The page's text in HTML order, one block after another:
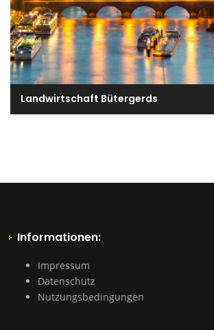
Landwirtschaft Bütergerds
Informationen:
Impressum
Datenschutz
Nutzungsbedingungen